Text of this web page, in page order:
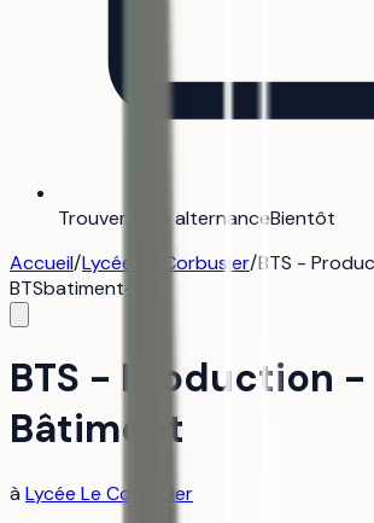
Trouver mon alternanceBientôt
Accueil/Lycée Le Corbusier/BTS -
BTSbatiment-tp
BTS - Production -
Bâtiment
à Lycée Le Corbusier